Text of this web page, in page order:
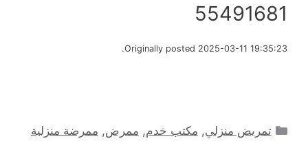
55491681
Originally posted 2025-03-11 19:35:23.
التصنيفات
تمريض منزلي, مكتب خدم, ممرض, ممرضة منزلية